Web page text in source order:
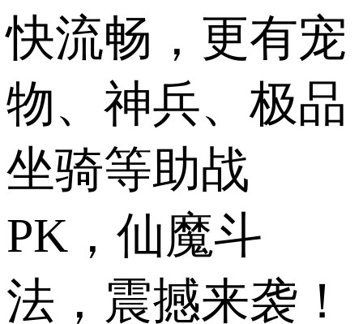
快流畅，更有宠
物、神兵、极品
坐骑等助战
PK，仙魔斗
法，震撼来袭！